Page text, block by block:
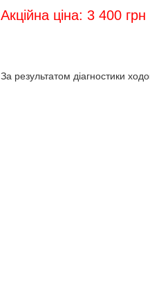
Акційна ціна: 3 400 грн
За результатом діагностики